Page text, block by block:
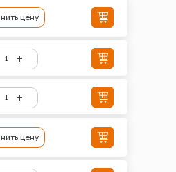
цену
цену